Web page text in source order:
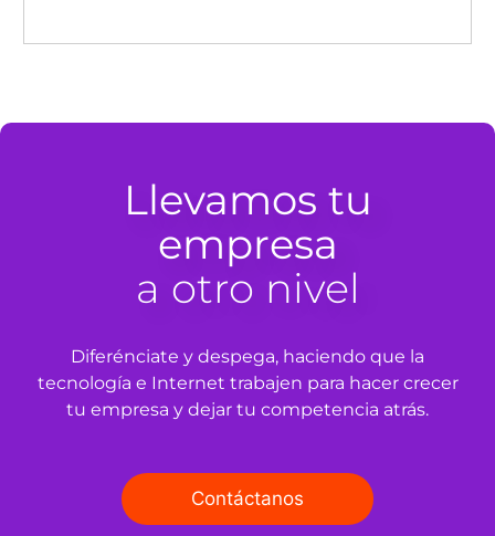
Llevamos tu
empresa
a otro nivel
Diferénciate y despega, haciendo que la
tecnología e Internet trabajen para hacer crecer
tu empresa y dejar tu competencia atrás.
Contáctanos